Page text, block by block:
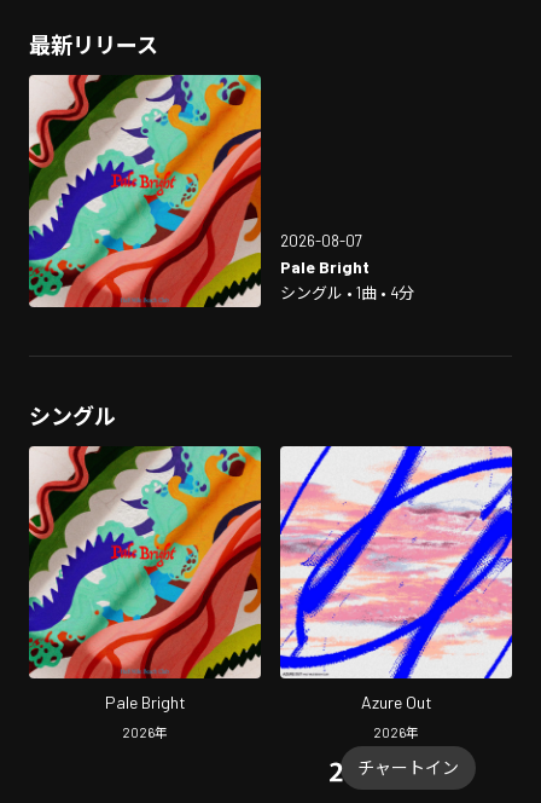
最新リリース
2026-08-07
Pale Bright
シングル • 1曲 • 4分
シングル
Pale Bright
2026年
Azure Out
2026年
チャートイン